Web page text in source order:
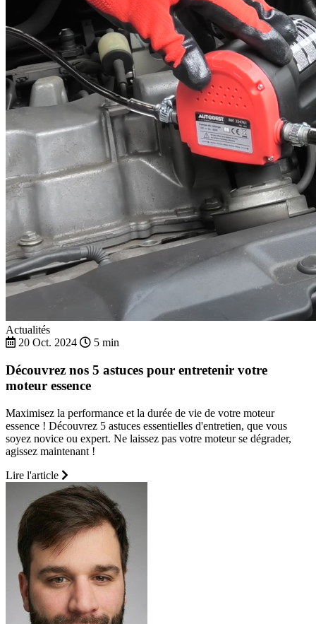
Actualités
20 Oct. 2024
5 min
Découvrez nos 5 astuces pour entretenir votre
moteur essence
Maximisez la performance et la durée de vie de votre moteur
essence ! Découvrez 5 astuces essentielles d'entretien, que vous
soyez novice ou expert. Ne laissez pas votre moteur se dégrader,
agissez maintenant !
Lire l'article